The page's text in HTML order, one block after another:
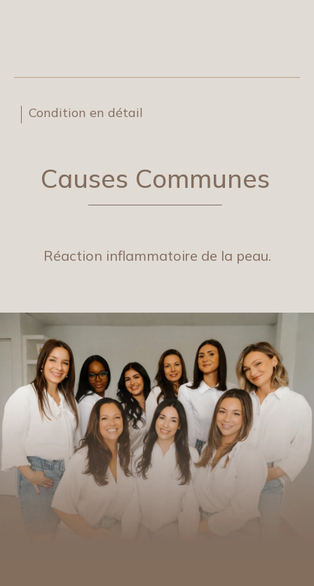
Condition en détail
Causes Communes
Réaction inflammatoire de la peau.